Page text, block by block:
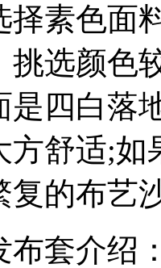
择素色面
挑选颜色
是四白落
方舒适;如
复的布艺
套介绍：